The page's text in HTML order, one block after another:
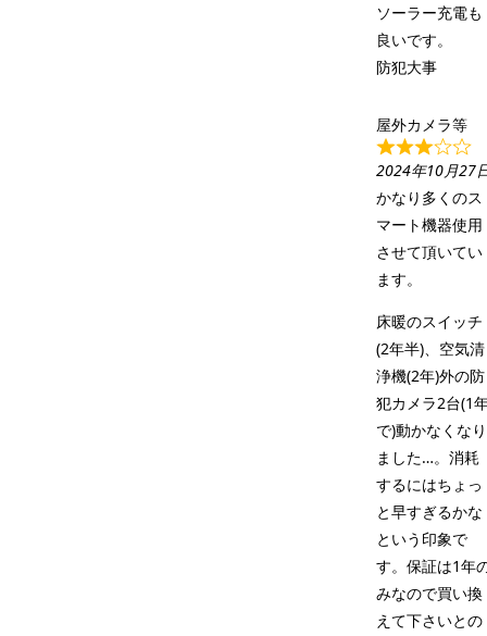
ソーラー充電も
良いです。
防犯大事
屋外カメラ等
2024年10月27
かなり多くのス
マート機器使用
させて頂いてい
ます。
床暖のスイッチ
(2年半)、空気清
浄機(2年)外の防
犯カメラ2台(1
で)動かなくなり
ました…。消耗
するにはちょっ
と早すぎるかな
という印象で
す。保証は1年
みなので買い換
えて下さいとの